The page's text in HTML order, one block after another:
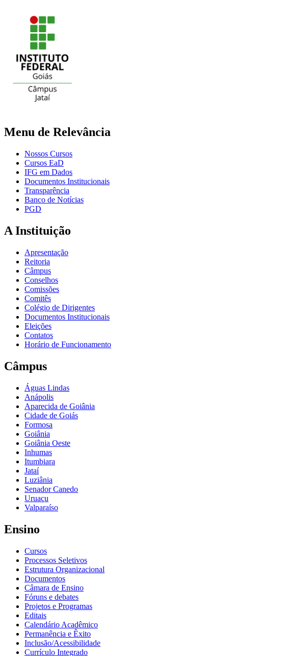
Menu de Relevância
Nossos Cursos
Cursos EaD
IFG em Dados
Documentos Institucionais
Transparência
Banco de Notícias
PGD
A Instituição
Apresentação
Reitoria
Câmpus
Conselhos
Comissões
Comitês
Colégio de Dirigentes
Documentos Institucionais
Eleições
Contatos
Horário de Funcionamento
Câmpus
Águas Lindas
Anápolis
Aparecida de Goiânia
Cidade de Goiás
Formosa
Goiânia
Goiânia Oeste
Inhumas
Itumbiara
Jataí
Luziânia
Senador Canedo
Uruaçu
Valparaíso
Ensino
Cursos
Processos Seletivos
Estrutura Organizacional
Documentos
Câmara de Ensino
Fóruns e debates
Projetos e Programas
Editais
Calendário Acadêmico
Permanência e Êxito
Inclusão/Acessibilidade
Currículo Integrado